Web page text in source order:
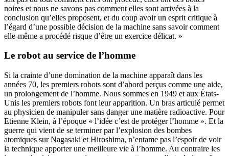
noires et nous ne savons pas comment elles sont arrivées à la
conclusion qu’elles proposent, et du coup avoir un esprit critique à
l’égard d’une possible décision de la machine sans savoir comment
elle-même a procédé risque d’être un exercice délicat. »
Le robot au service de l’homme
Si la crainte d’une domination de la machine apparaît dans les
années 70, les premiers robots sont d’abord perçus comme une aide,
un prolongement de l’homme. Nous sommes en 1949 et aux États-
Unis les premiers robots font leur apparition. Un bras articulé permet
au physicien de manipuler sans danger une matière radioactive. Pour
Etienne Klein, à l’époque « l’idée c’est de protéger l’homme ». Et la
guerre qui vient de se terminer par l’explosion des bombes
atomiques sur Nagasaki et Hiroshima, n’entame pas l’espoir de voir
la technique apporter une meilleure vie à l’homme. Au contraire les